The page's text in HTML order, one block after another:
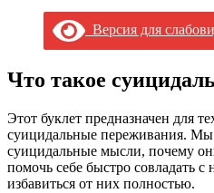
Версия для
Что такое
Этот буклет предназначен для
суицидальные переживания. Мы
суицидальные мысли, почему
помочь себе быстро совладать
избавиться от них полностью.